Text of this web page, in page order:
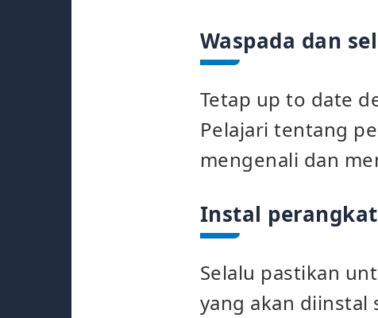
Waspada dan
Tetap up to date
Pelajari tentang
mengenali dan
Instal
Selalu pastikan
yang akan diinstal